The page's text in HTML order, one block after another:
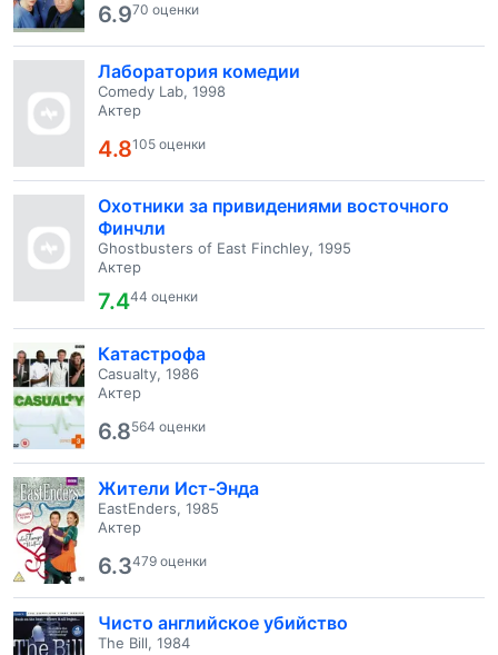
6.970 оценки
Лаборатория комедии
Comedy Lab, 1998
Актер
4.8105 оценки
Охотники за привидениями восточного
Финчли
Ghostbusters of East Finchley, 1995
Актер
7.444 оценки
Катастрофа
Casualty, 1986
Актер
6.8564 оценки
Жители Ист-Энда
EastEnders, 1985
Актер
6.3479 оценки
Чисто английское убийство
The Bill, 1984